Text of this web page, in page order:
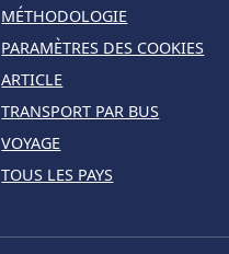
MÉTHODOLOGIE
PARAMÈTRES DES COOKIES
ARTICLE
TRANSPORT PAR BUS
VOYAGE
TOUS LES PAYS